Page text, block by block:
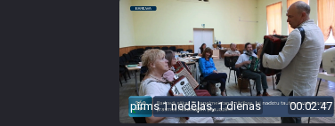
pirms 1 nedēļas, 1 dienas 00:02:47